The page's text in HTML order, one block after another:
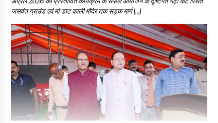
जसवंत ग्राउंड एवं मां डाट काली मंदिर तक सड़क मार्ग […]